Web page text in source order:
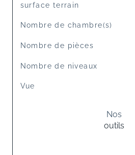
surface terrain
Nombre de chambre(s)
Nombre de pièces
Nombre de niveaux
Vue
Nos
outils